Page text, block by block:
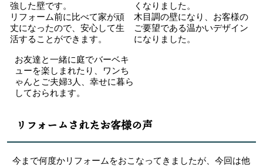
強した壁です。
リフォーム前に比べて家が頑
丈になったので、安心して生
活することができます。
くなりました。
木目調の壁になり、お客様の
ご要望である温かいデザイン
になりました。
お友達と一緒に庭でバーベキ
ューを楽しまれたり、ワンち
ゃんとご夫婦3人、幸せに暮ら
しておられます。
リフォームされたお客様の声
今まで何度かリフォームをおこなってきましたが、今回は他